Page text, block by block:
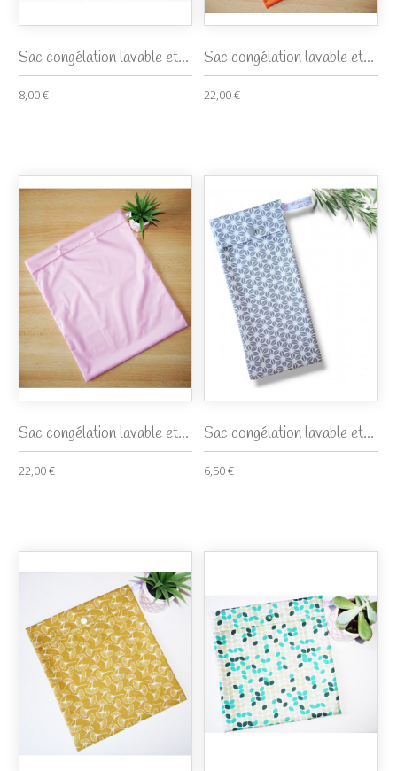
Sac congélation lavable et...
8,00 €
Sac congélation lavable et...
22,00 €
Sac congélation lavable et...
22,00 €
Sac congélation lavable et...
6,50 €